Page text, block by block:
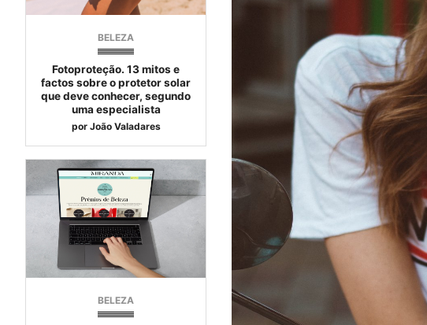
BELEZA
Fotoproteção. 13 mitos e
factos sobre o protetor solar
que deve conhecer, segundo
uma especialista
por João Valadares
BELEZA